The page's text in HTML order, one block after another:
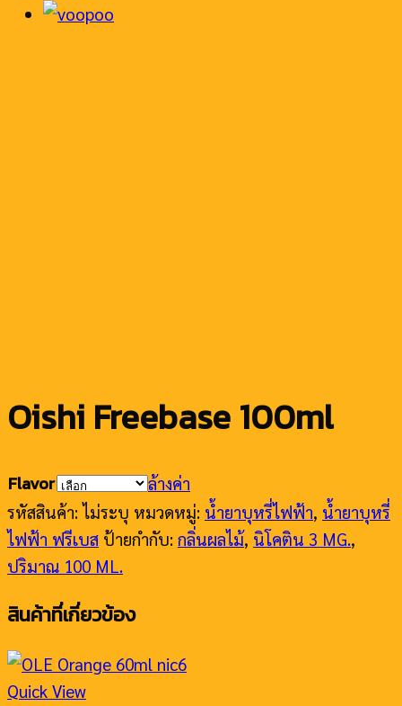
Oishi Freebase 100ml
Flavor
ล้างค่า
รหัสสินค้า:ไม่ระบุ หมวดหมู่: น้ำยาบุหรี่ไฟฟ้า, น้ำยาบุหรี่
ไฟฟ้า ฟรีเบส ป้ายกำกับ: กลิ่นผลไม้, นิโคติน 3 MG.,
ปริมาณ 100 ML.
สินค้าที่เกี่ยวข้อง
Quick View